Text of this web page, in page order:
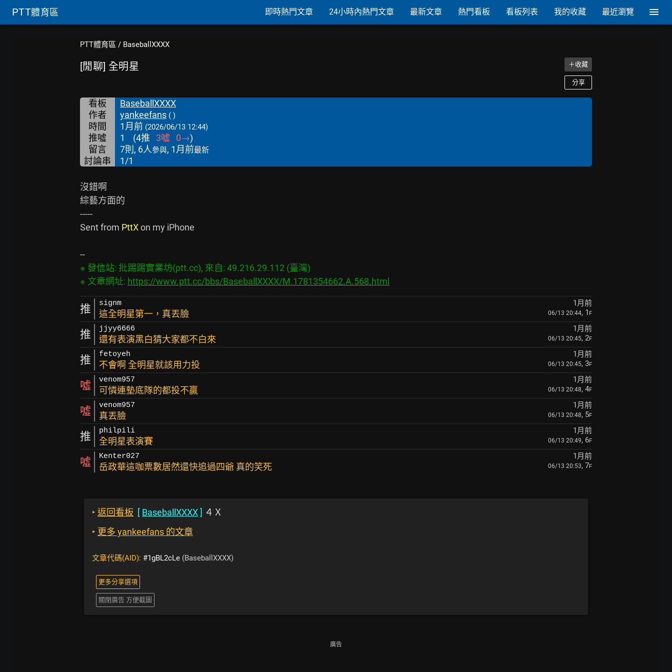
PTT體育區 即時熱門文章 24小時內熱門文章 最新文章 熱門看板 看板列表 我的收藏 最近瀏覽
PTT體育區 / BaseballXXXX
[閒聊] 全明星 ＋收藏
分享
看板
BaseballXXXX
作者
yankeefans ( )
時間 1月前 (2026/06/13 12:44)
推噓 1 (4推 3噓 0→)
留言
7則, 6人參與, 1月前最新
討論串 1/1
沒錯啊
綜藝方面的
-----
Sent from PttX on my iPhone
※ 發信站: 批踢踢實業坊(ptt.cc), 來自: 49.216.29.112 (臺灣)
※ 文章網址: https://www.ptt.cc/bbs/BaseballXXXX/M.1781354662.A.568.html
推 signm 1月前
這全明星第一，真丟臉 06/13 20:44, 1 F
推 jjyy6666 1月前
還有表演黑白猜大家都不白來 06/13 20:45, 2F
推 fetoyeh 1月前
不會啊 全明星就該用力投 06/13 20:45, 3F
噓 venom957 1月前
可憐連墊底隊的都投不贏 06/13 20:48, 4F
噓 venom957 1月前
真丟臉 06/13 20:48, 5F
推 philpili 1月前
全明星表演賽 06/13 20:49, 6F
噓 Kenter027 1月前
岳政華這咖票數居然還快追過四爺 真的笑死 06/13 20:53, 7F
‣ 返回看板 [ BaseballXXXX] ４Ｘ
‣ 更多 yankeefans 的文章
文章代碼(AID): #1gBL2cLe (BaseballXXXX)
更多分享選項
關閉廣告 方便截圖
廣告